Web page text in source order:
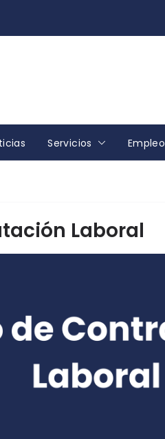
Servicios Empleo
Laboral